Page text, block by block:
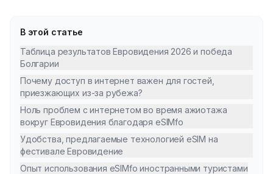
В этой статье
Таблица результатов Евровидения 2026 и победа
Болгарии
Почему доступ в интернет важен для гостей,
приезжающих из-за рубежа?
Ноль проблем с интернетом во время ажиотажа
вокруг Евровидения благодаря eSIMfo
Удобства, предлагаемые технологией eSIM на
фестивале Евровидение
Опыт использования eSIMfo иностранными туристами